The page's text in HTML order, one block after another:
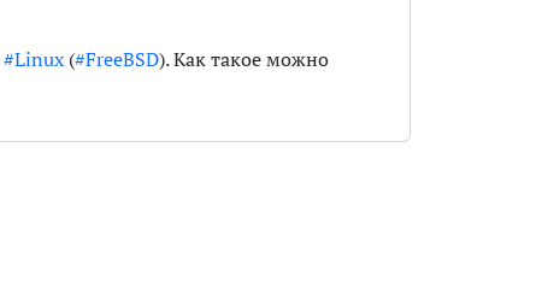
#Linux (#FreeBSD). Как такое можно